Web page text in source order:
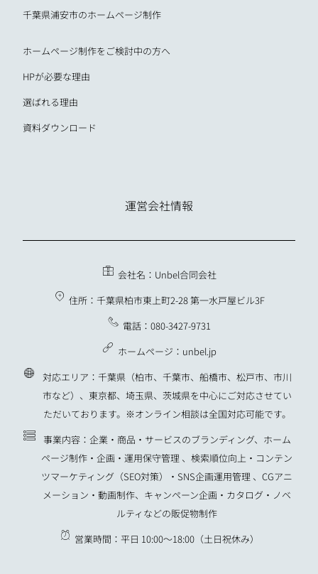
千葉県浦安市のホームページ制作
ホームページ制作をご検討中の方へ
HPが必要な理由
選ばれる理由
資料ダウンロード
運営会社情報
会社名：Unbel合同会社
住所：千葉県柏市東上町2-28 第一水戸屋ビル3F
電話：080-3427-9731
ホームページ：unbel.jp
対応エリア：千葉県（柏市、千葉市、船橋市、松戸市、市川
市など）、東京都、埼玉県、茨城県を中心にご対応させてい
ただいております。※オンライン相談は全国対応可能です。
事業内容：企業・商品・サービスのブランディング、ホーム
ページ制作・企画・運用保守管理 、検索順位向上・コンテン
ツマーケティング（SEO対策）・SNS企画運用管理 、CGアニ
メーション・動画制作、キャンペーン企画・カタログ・ノベ
ルティなどの販促物制作
営業時間：平日 10:00〜18:00（土日祝休み）